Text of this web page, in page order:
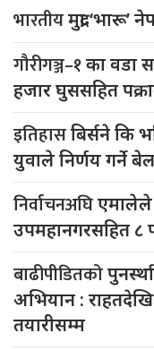
भारतीयमुद्रा
गौरीगञ्ज–१का वडा
हजार घुससहित
इतिहासबिर्सने कि
युवाले निर्णय गर्ने
निर्वाचनअघिएमालेले
उपमहानगरसहित ८
बाढीपीडितको
अभियान : राहतदेखि
तयारीसम्म